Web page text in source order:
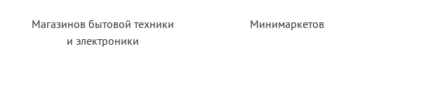
Магазинов бытовой техники
и электроники
Минимаркетов